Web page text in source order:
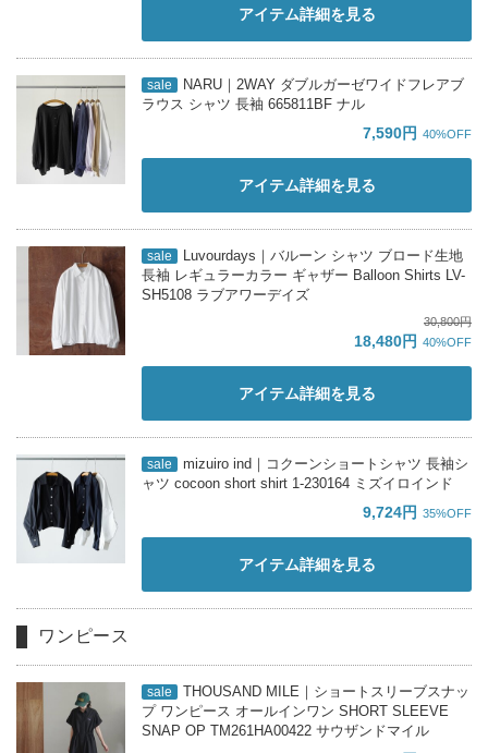
アイテム詳細を見る
sale
NARU｜2WAY ダブルガーゼワイドフレアブ
ラウス シャツ 長袖 665811BF ナル
7,590円 40%OFF
アイテム詳細を見る
sale
Luvourdays｜バルーン シャツ ブロード生地
長袖 レギュラーカラー ギャザー Balloon Shirts LV-
SH5108 ラブアワーデイズ
30,800円
18,480円 40%OFF
アイテム詳細を見る
sale
mizuiro ind｜コクーンショートシャツ 長袖シ
ャツ cocoon short shirt 1-230164 ミズイロインド
9,724円 35%OFF
アイテム詳細を見る
ワンピース
sale
THOUSAND MILE｜ショートスリーブスナッ
プ ワンピース オールインワン SHORT SLEEVE
SNAP OP TM261HA00422 サウザンドマイル